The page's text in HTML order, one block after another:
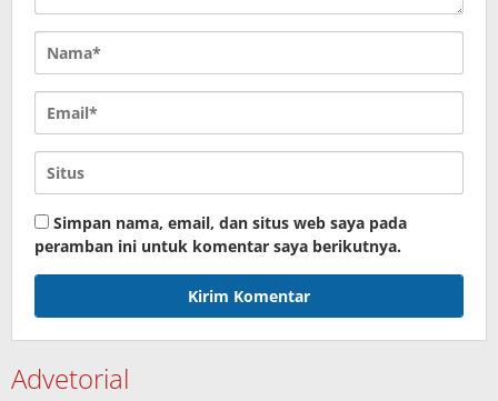
Simpan nama, email, dan situs web saya pada
peramban ini untuk komentar saya berikutnya.
Advetorial